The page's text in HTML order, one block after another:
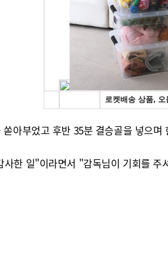
아부었고 후반 35분 결승골을 넣으
한 일"이라면서 "감독님이 기회를